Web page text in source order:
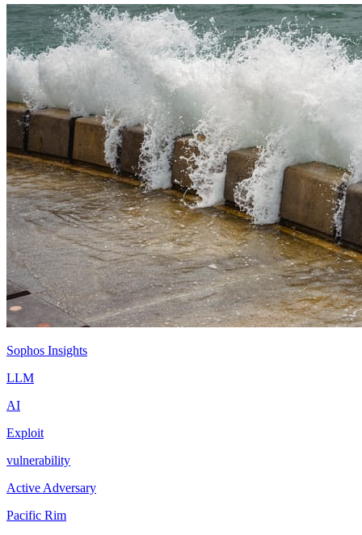
Sophos Insights
LLM
AI
Exploit
vulnerability
Active Adversary
Pacific Rim